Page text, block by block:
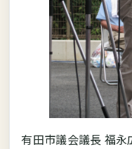
有田市議会議長 福